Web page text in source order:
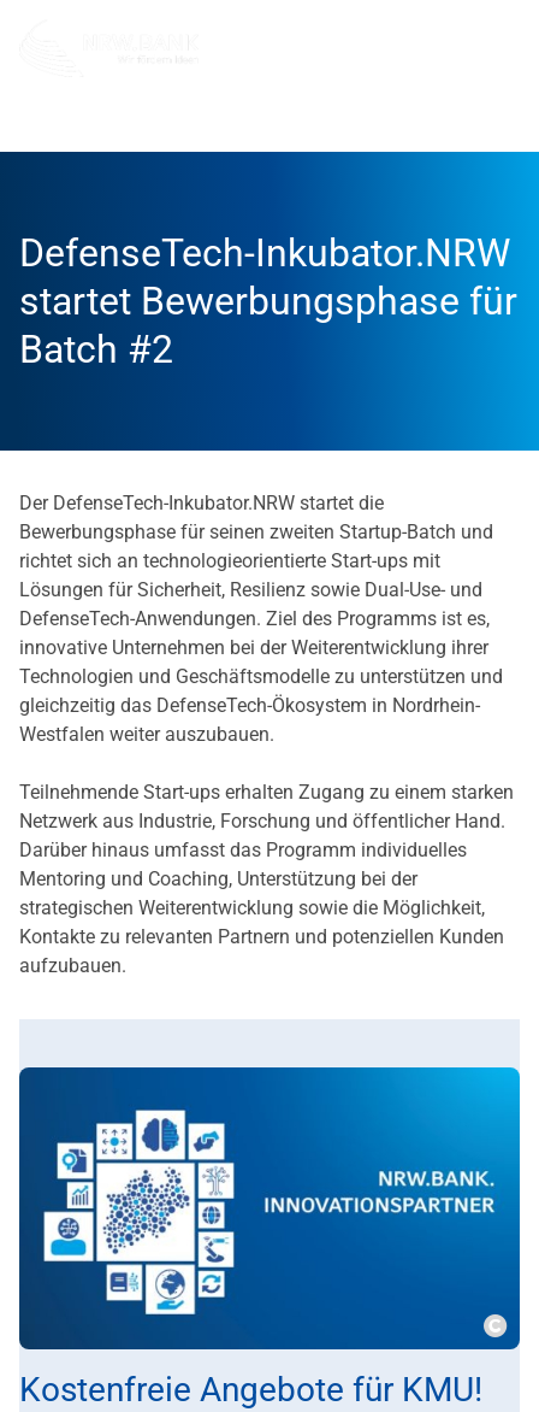
DefenseTech-Inkubator.NRW
startet Bewerbungsphase für
Batch #2
Der DefenseTech-Inkubator.NRW startet die
Bewerbungsphase für seinen zweiten Startup-Batch und
richtet sich an technologieorientierte Start-ups mit
Lösungen für Sicherheit, Resilienz sowie Dual-Use- und
DefenseTech-Anwendungen. Ziel des Programms ist es,
innovative Unternehmen bei der Weiterentwicklung ihrer
Technologien und Geschäftsmodelle zu unterstützen und
gleichzeitig das DefenseTech-Ökosystem in Nordrhein-
Westfalen weiter auszubauen.
Teilnehmende Start-ups erhalten Zugang zu einem starken
Netzwerk aus Industrie, Forschung und öffentlicher Hand.
Darüber hinaus umfasst das Programm individuelles
Mentoring und Coaching, Unterstützung bei der
strategischen Weiterentwicklung sowie die Möglichkeit,
Kontakte zu relevanten Partnern und potenziellen Kunden
aufzubauen.
Kostenfreie Angebote für KMU!